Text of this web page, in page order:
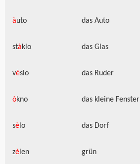
àuto das Auto
stàklo das Glas
vèslo das Ruder
òkno das kleine Fenster
sèlo das Dorf
zèlen grün